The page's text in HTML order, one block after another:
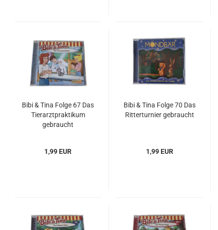
Bibi & Tina Folge 67 Das
Tierarztpraktikum
gebraucht
1,99 EUR
Bibi & Tina Folge 70 Das
Ritterturnier gebraucht
1,99 EUR